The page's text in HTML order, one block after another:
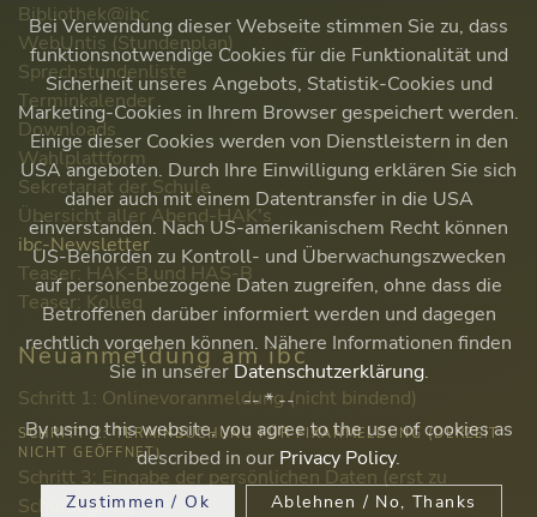
Bibliothek@ibc
WebUntis (Stundenplan)
Sprechstundenliste
Terminkalender
Downloads
Wahlplattform
Sekretariat der Schule
Übersicht aller Abend-HAK's
ibc-Newsletter
Teaser: HAK-B und HAS-B
Teaser: Kolleg
Neuanmeldung am ibc
Schritt 1: Onlinevoranmeldung (nicht bindend)
SCHRITT 2: TERMINBUCHUNG FÜR FIXANMELDUNG (DERZEIT
NICHT GEÖFFNET)
Schritt 3: Eingabe der persönlichen Daten (erst zu
Schulbeginn!)
Bei Verwendung dieser Webseite stimmen Sie zu, dass
funktionsnotwendige Cookies für die Funktionalität und
Sicherheit unseres Angebots, Statistik-Cookies und
Marketing-Cookies in Ihrem Browser gespeichert werden.
Einige dieser Cookies werden von Dienstleistern in den
USA angeboten. Durch Ihre Einwilligung erklären Sie sich
daher auch mit einem Datentransfer in die USA
einverstanden. Nach US-amerikanischem Recht können
US-Behörden zu Kontroll- und Überwachungszwecken
auf personenbezogene Daten zugreifen, ohne dass die
Betroffenen darüber informiert werden und dagegen
rechtlich vorgehen können. Nähere Informationen finden
Sie in unsererDatenschutzerklärung.
-- * --
By using this website, you agree to the use of cookies as
described in our Privacy Policy.
Zustimmen / Ok Ablehnen / No, Thanks